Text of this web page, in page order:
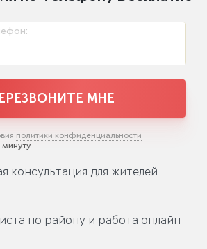
МНЕ
политики конфиденциальности
консультация для жителей
по району и работа онлайн